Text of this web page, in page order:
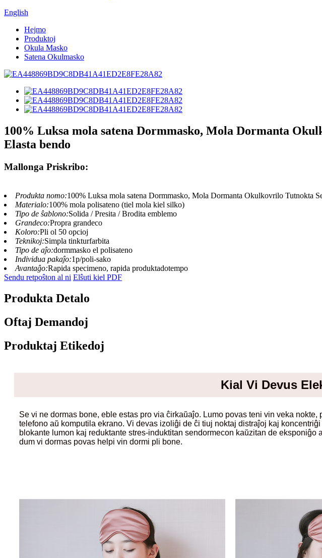
English
Hejmo
Produktoj
Okula Masko
Satena Okulmasko
100% Luksa mola satena Dormmasko, Mola Dormanta
Elasta bendo
Mallonga Priskribo:
Produkta nomo:100% Luksa mola satena Dormmasko, Mola Dormanta Okulkovrilo Tutnokta
Materialo:100% mola polisateno (tiel mola kiel silko)
Tipo de ŝablono:Solida / Presita / Brodita emblemo
Grandeco:Propra grandeco
Koloro:Pli ol 50 opcioj
Teknikoj:Simpla tinkturfarbita
Tipo de aĵo:dormmasko el polisateno
Individua pakaĵo:1p/poli-sako
Avantaĝo:Rapida specimeno, rapida produktadotempo
Sendu retpoŝton al ni Elŝuti kiel PDF
Produkta Detalo
Oftaj Demandoj
Produktaj Etikedoj
Kial Vi Devus
Se vi ne dormas bone, eble estas pro via ĉirkaŭaĵo. Lumo povas teni vin veka
telefono aŭ komputila ekrano. Vi devas izoliĝi de ĉi tiuj noktaj distraĵoj kaj
blokante lumon kaj reduktante stres-induktitan sendormecon kaŭzitan de
dum vi dormas povas helpi vin dormi pli bone.